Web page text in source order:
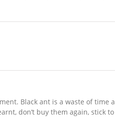
Black ant is a waste of time
don’t buy them again, stick